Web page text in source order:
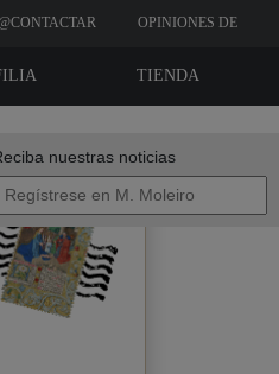
nuestras noticias
OPINIONES DE
TIENDA
Tus datos